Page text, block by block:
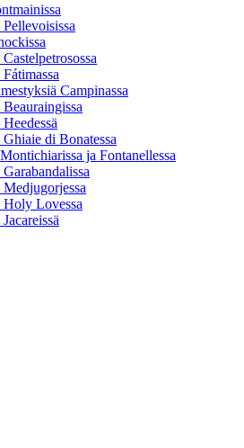
Campinassa
di Bonatessa
ja Fontanellessa
Lovessa